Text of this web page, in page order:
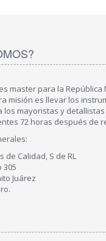
master para la República
misión es llevar los
los mayoristas y
72 horas después de
de Calidad, S de RL
305
Juárez